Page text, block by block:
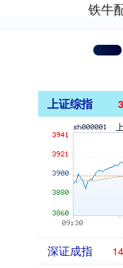
铁牛
上证综指
深证成指